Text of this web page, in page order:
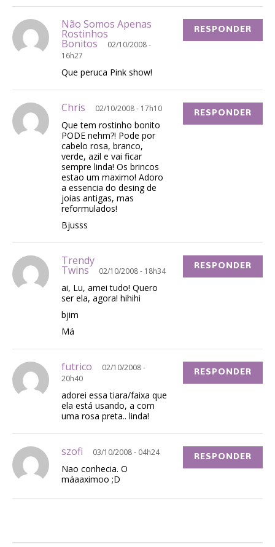
Não Somos Apenas
Rostinhos
Bonitos
02/10/2008 -
16h27
Que peruca Pink show!
RESPONDER
Chris 02/10/2008 - 17h10
Que tem rostinho bonito
PODE nehm?! Pode por
cabelo rosa, branco,
verde, azil e vai ficar
sempre linda! Os brincos
estao um maximo! Adoro
a essencia do desing de
joias antigas, mas
reformulados!
Bjusss
RESPONDER
Trendy
Twins 02/10/2008 - 18h34
ai, Lu, amei tudo! Quero
ser ela, agora! hihihi
bjim
Má
RESPONDER
futrico
02/10/2008 -
20h40
adorei essa tiara/faixa que
ela está usando, a com
uma rosa preta.. linda!
RESPONDER
szofi 03/10/2008 - 04h24
Nao conhecia. O
máaaximoo ;D
RESPONDER